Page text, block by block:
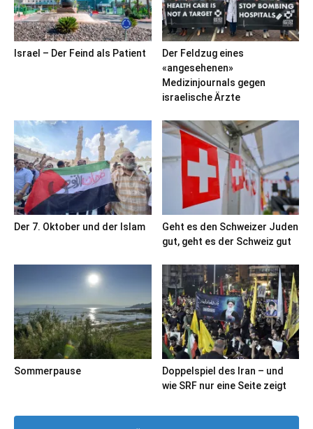
Israel – Der Feind als Patient
Der Feldzug eines
«angesehenen»
Medizinjournals gegen
israelische Ärzte
Der 7. Oktober und der Islam
Geht es den Schweizer Juden
gut, geht es der Schweiz gut
Sommerpause
Doppelspiel des Iran – und
wie SRF nur eine Seite zeigt